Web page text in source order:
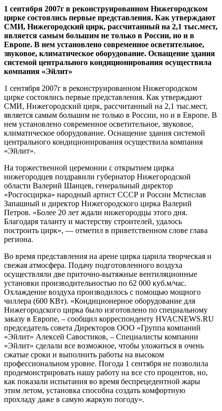
1 сентября 2007г в реконструированном Нижегородском
цирке состоялись первые представления. Как утверждают
СМИ, Нижегородский цирк, рассчитанный на 2,1 тыс.мест,
является самым большим не только в России, но и в
Европе. В нем установлено современное осветительное,
звуковое, климатическое оборудование. Оснащение здания
системой центрального кондиционирования осуществила
компания «Эйлит»
1 сентября 2007г в реконструированном Нижегородском
цирке состоялись первые представления. Как утверждают
СМИ, Нижегородский цирк, рассчитанный на 2,1 тыс.мест,
является самым большим не только в России, но и в Европе. В
нем установлено современное осветительное, звуковое,
климатическое оборудование. Оснащение здания системой
центрального кондиционирования осуществила компания
«Эйлит».
На торжественной церемонии с открытием цирка
нижегородцев поздравили губернатор Нижегородской
области Валерий Шанцев, генеральный директор
«Росгоcцирка» народный артист СССР и России Мстислав
Запашный и директор Нижегородского цирка Валерий
Петров. «Более 20 лет ждали нижегородцы этого дня.
Благодаря таланту и мастерству строителей, удалось
построить цирк», — отметил в приветственном слове глава
региона.
Во время представления на арене цирка царила творческая и
свежая атмосфера. Подачу подготовленного воздуха
осуществляли две приточно-вытяжные вентиляционные
установки производительностью по 62 000 куб.м/час.
Охлаждение воздуха производилось с помощью мощного
чиллера (600 КВт). «Кондиционерное оборудование для
Нижегородского цирка было изготовлено по специальному
заказу в Европе, – сообщил корреспонденту HVACNEWS.RU
председатель совета Директоров ООО «Группа компаний
«Эйлит» Алексей Савостиков, – Специалисты компании
«Эйлит» сделали все возможное, чтобы уложиться в очень
сжатые сроки и выполнить работы на высоком
профессиональном уровне. Погода 1 сентября не позволила
продемонстрировать нашу работу на все сто процентов, но,
как показали испытания во время беспрецедентной жары
этим летом, установка способна создать комфортную
прохладу даже в самую жаркую погоду».